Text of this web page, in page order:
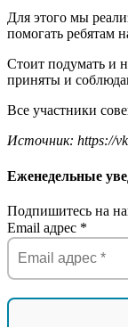
Для этого мы
помогать ребятам
Стоит подумать и
приняты и
Все участники
Источник: https://
Еженедельные
Подпишитесь на
Email адрес *